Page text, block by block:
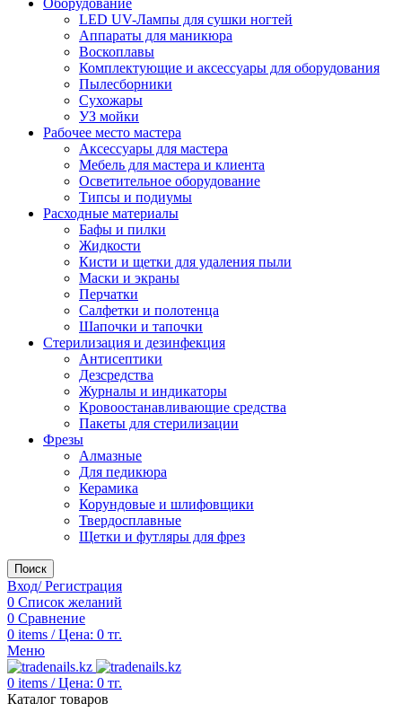
Оборудование
LED UV-Лампы для сушки ногтей
Аппараты для маникюра
Воскоплавы
Комплектующие и аксессуары для оборудования
Пылесборники
Сухожары
УЗ мойки
Рабочее место мастера
Аксессуары для мастера
Мебель для мастера и клиента
Осветительное оборудование
Типсы и подиумы
Расходные материалы
Бафы и пилки
Жидкости
Кисти и щетки для удаления пыли
Маски и экраны
Перчатки
Салфетки и полотенца
Шапочки и тапочки
Стерилизация и дезинфекция
Антисептики
Дезсредства
Журналы и индикаторы
Кровоостанавливающие средства
Пакеты для стерилизации
Фрезы
Алмазные
Для педикюра
Керамика
Корундовые и шлифовщики
Твердосплавные
Щетки и футляры для фрез
Поиск
Вход/ Регистрация
0 Список желаний
0 Сравнение
0 items / Цена: 0 тг.
Меню
0 items / Цена: 0 тг.
Каталог товаров